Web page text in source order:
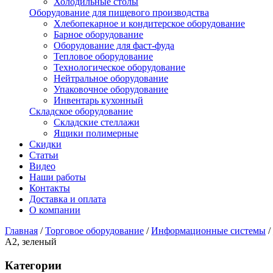
Оборудование для пищевого производства
Хлебопекарное и кондитерское оборудование
Барное оборудование
Оборудование для фаст-фуда
Тепловое оборудование
Технологическое оборудование
Нейтральное оборудование
Упаковочное оборудование
Инвентарь кухонный
Складское оборудование
Складские стеллажи
Ящики полимерные
Скидки
Статьи
Видео
Наши работы
Контакты
Доставка и оплата
О компании
Главная / Торговое оборудование / Информационные системы /
A2, зеленый
Категории